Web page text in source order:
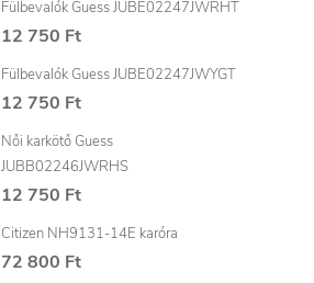
Fülbevalók Guess JUBE02247JWRHT
12 750 Ft
Fülbevalók Guess JUBE02247JWYGT
12 750 Ft
Női karkötő Guess
JUBB02246JWRHS
12 750 Ft
Citizen NH9131-14E karóra
72 800 Ft